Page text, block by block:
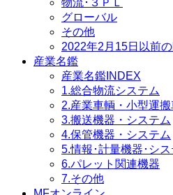
グローバル
その他
2022年2月15日以前
産業名鑑
産業名鑑INDEX
1.総合物流システム
2.産業車輌・小型運搬
3.搬送機器・システム
4.保管機器・システム
5.情報･計量機器･シス
6.パレット関連機器
7.その他